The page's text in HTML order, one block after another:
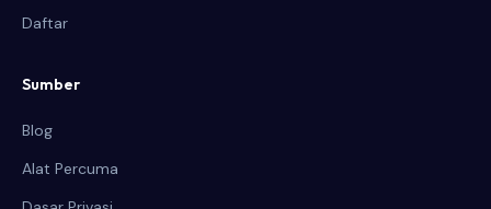
Daftar
Sumber
Blog
Alat Percuma